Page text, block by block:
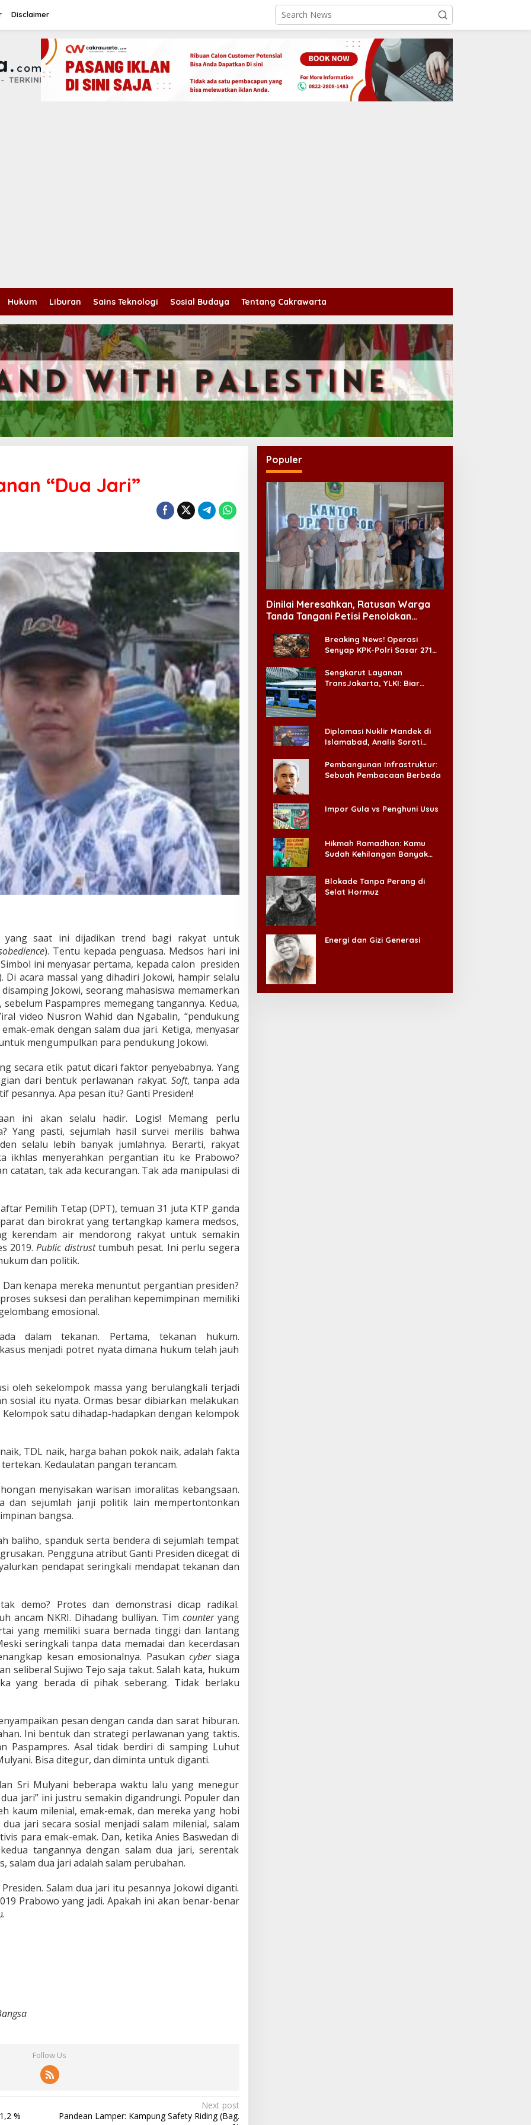
Disclaimer
Hukum Liburan Sains Teknologi Sosial Budaya Tentang Cakrawarta
“Dua Jari”
yang saat ini dijadikan trend bagi rakyat untuk
). Tentu kepada penguasa. Medsos hari ini
ini menyasar pertama, kepada calon presiden
Di acara massal yang dihadiri Jokowi, hampir selalu
Jokowi, seorang mahasiswa memamerkan
Paspampres memegang tangannya. Kedua,
video Nusron Wahid dan Ngabalin, “pendukung
emak dengan salam dua jari. Ketiga, menyasar
mengumpulkan para pendukung Jokowi.
secara etik patut dicari faktor penyebabnya. Yang
dari bentuk perlawanan rakyat. Soft, tanpa ada
pesannya. Apa pesan itu? Ganti Presiden!
ini akan selalu hadir. Logis! Memang perlu
Yang pasti, sejumlah hasil survei merilis bahwa
selalu lebih banyak jumlahnya. Berarti, rakyat
ikhlas menyerahkan pergantian itu ke Prabowo?
catatan, tak ada kecurangan. Tak ada manipulasi di
Pemilih Tetap (DPT), temuan 31 juta KTP ganda
dan birokrat yang tertangkap kamera medsos,
kerendam air mendorong rakyat untuk semakin
2019.Public distrusttumbuh pesat. Ini perlu segera
dan politik.
kenapa mereka menuntut pergantian presiden?
suksesi dan peralihan kepemimpinan memiliki
emosional.
dalam tekanan. Pertama, tekanan hukum.
menjadi potret nyata dimana hukum telah jauh
oleh sekelompok massa yang berulangkali terjadi
sosial itu nyata. Ormas besar dibiarkan melakukan
satu dihadap-hadapkan dengan kelompok
TDL naik, harga bahan pokok naik, adalah fakta
Kedaulatan pangan terancam.
menyisakan warisan imoralitas kebangsaan.
dan sejumlah janji politik lain mempertontonkan
bangsa.
baliho, spanduk serta bendera di sejumlah tempat
Pengguna atribut Ganti Presiden dicegat di
pendapat seringkali mendapat tekanan dan
demo? Protes dan demonstrasi dicap radikal.
ancam NKRI. Dihadang bulliyan. Tim counteryang
yang memiliki suara bernada tinggi dan lantang
seringkali tanpa data memadai dan kecerdasan
kesan emosionalnya. Pasukancybersiaga
seliberal Sujiwo Tejo saja takut. Salah kata, hukum
yang berada di pihak seberang. Tidak berlaku
pesan dengan canda dan sarat hiburan.
Ini bentuk dan strategi perlawanan yang taktis.
Paspampres. Asal tidak berdiri di samping Luhut
Bisa ditegur, dan diminta untuk diganti.
Sri Mulyani beberapa waktu lalu yang menegur
jari” ini justru semakin digandrungi. Populer dan
kaum milenial, emak-emak, dan mereka yang hobi
jari secara sosial menjadi salam milenial, salam
para emak-emak. Dan, ketika Anies Baswedan di
tangannya dengan salam dua jari, serentak
salam dua jari adalah salam perubahan.
Salam dua jari itu pesannya Jokowi diganti.
Prabowo yang jadi. Apakah ini akan benar-benar
Follow Us
%
Next post
Pandean Lamper: Kampung Safety Riding (Bag.
Populer
Dinilai Meresahkan, Ratusan Warga
Tanda Tangani Petisi Penolakan
Breaking News! Operasi
Senyap KPK-Polri Sasar 271
Ada ‘Badai Pemeriksaan’
Sengkarut Layanan
TransJakarta, YLKI: Biar
Diplomasi Nuklir Mandek di
Islamabad, Analis Soroti
Pembangunan Infrastruktur:
Sebuah Pembacaan Berbeda
Impor Gula vs Penghuni Usus
Hikmah Ramadhan: Kamu
Sudah Kehilangan Banyak
Blokade Tanpa Perang di
Selat Hormuz
Energi dan Gizi Generasi